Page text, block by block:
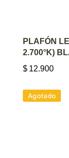
PLAFÓN
2.700°K)
$ 12.900
Agotado